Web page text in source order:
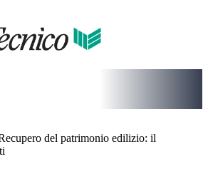
sit amet consectetur
sit amet consectetur
amet consectetur
sit amet consectetur
del patrimonio edilizio: il